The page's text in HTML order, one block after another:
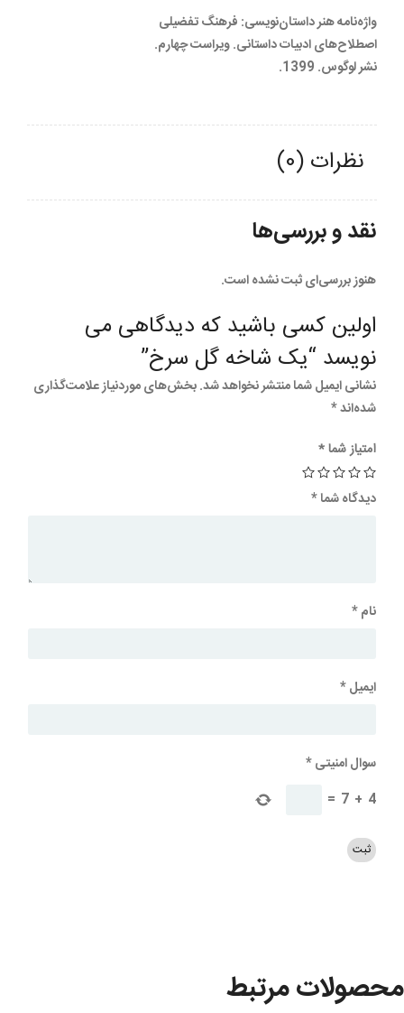
واژه‌نامه هنر داستان‌نویسی: فرهنگ تفضیلی
اصطلاح‌های ادبیات داستانی. ویراست چهارم.
نشر لوگوس. 1399.
نظرات (0)
نقد و بررسی‌ها
هنوز بررسی‌ای ثبت نشده است.
اولین کسی باشید که دیدگاهی می
نویسد “یک شاخه گل سرخ”
نشانی ایمیل شما منتشر نخواهد شد.بخش‌های موردنیاز علامت‌گذاری
شده‌اند*
امتیاز شما*
دیدگاه شما*
نام*
ایمیل*
سوال امنیتی*
4
+
7
=
محصولات مرتبط